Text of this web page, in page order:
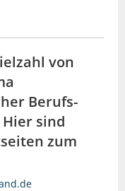
von
Berufs-
sind
zum